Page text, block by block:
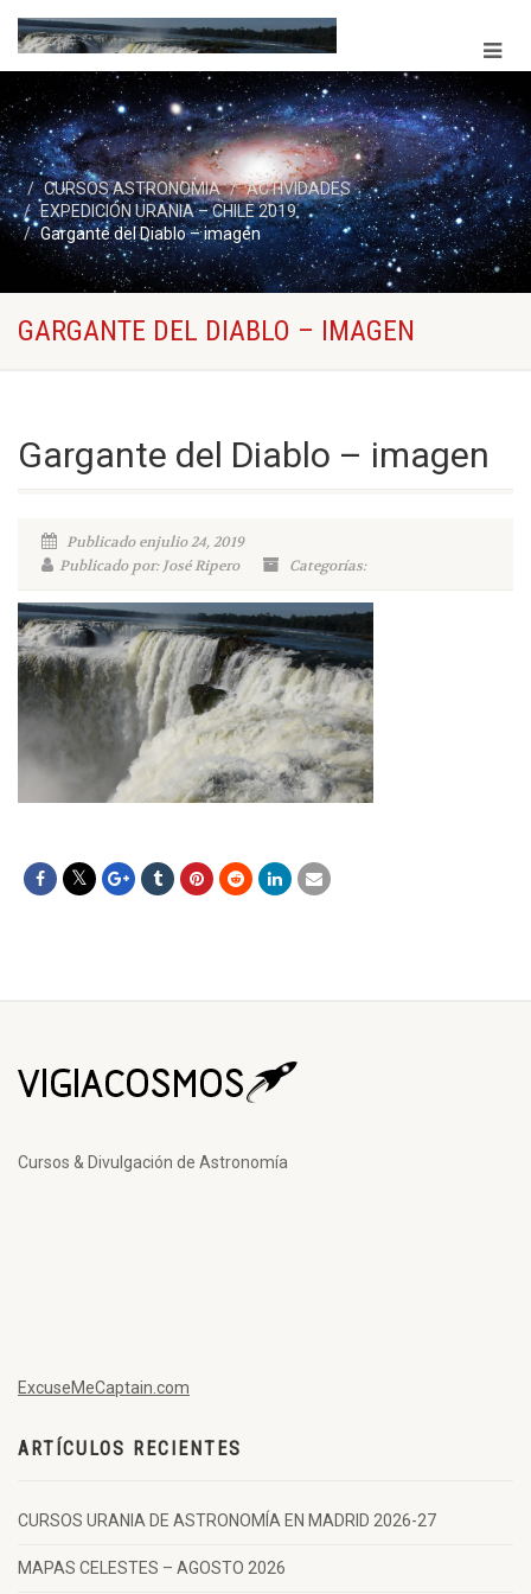
CURSOS ASTRONOMIA
ACTIVIDADES
EXPEDICIÓN URANIA – CHILE 2019
Gargante del Diablo – imagen
GARGANTE DEL DIABLO – IMAGEN
Gargante del Diablo – imagen
Publicado enjulio 24, 2019
Publicado por: José Ripero
Categorías:
Cursos & Divulgación de Astronomía
ExcuseMeCaptain.com
ARTÍCULOS RECIENTES
CURSOS URANIA DE ASTRONOMÍA EN MADRID 2026-27
MAPAS CELESTES – AGOSTO 2026